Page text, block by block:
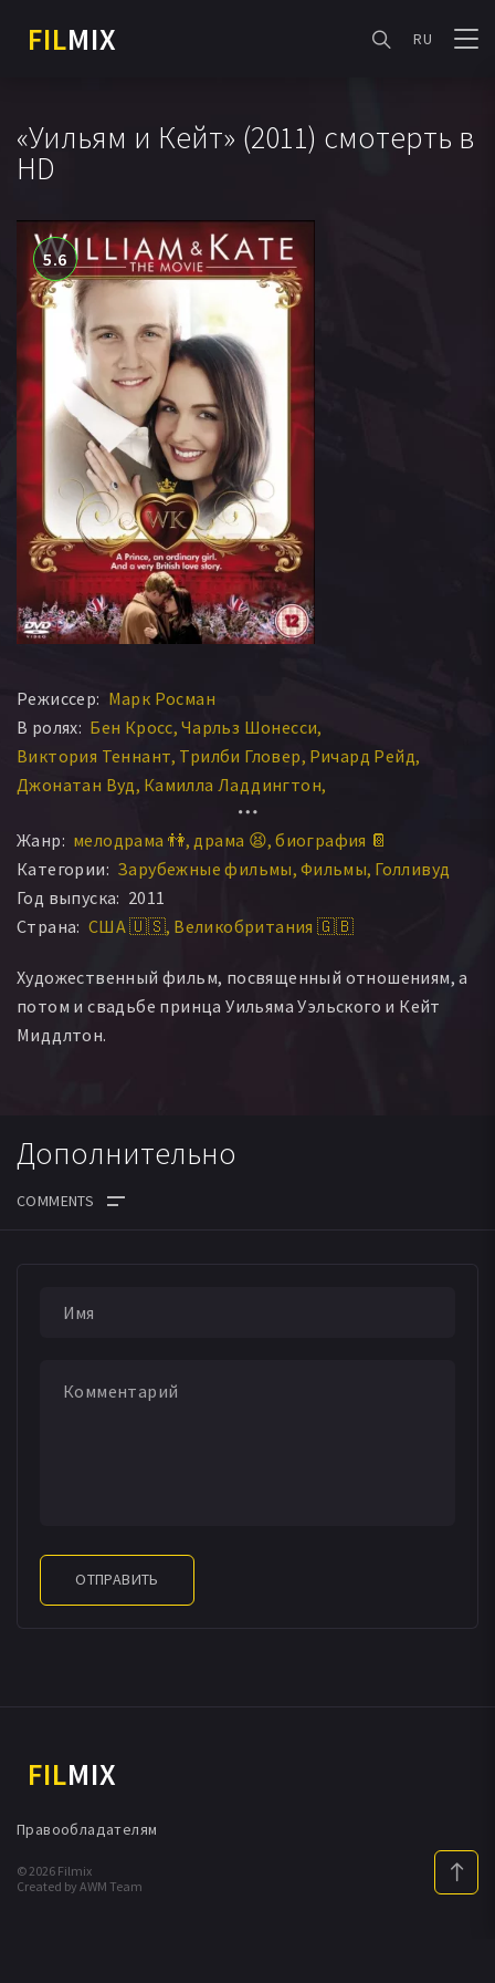
FILMIX RU
«Уильям и Кейт» (2011) смотерть в
HD
5.6
Режиссер: Марк Росман
В ролях: Бен Кросс Чарльз Шонесси
Виктория Теннант Трилби Гловер Ричард Рейд
Джонатан Вуд Камилла Ладдингтон
Серена Скотт Томас
Саманта Уитэйкер
Жанр: мелодрама 👫 драма 😫 биография 📔
Категории: Зарубежные фильмы Фильмы Голливуд
Год выпуска: 2011
Страна: США 🇺🇸 Великобритания 🇬🇧
Художественный фильм, посвященный отношениям, а
потом и свадьбе принца Уильяма Уэльского и Кейт
Миддлтон.
Дополнительно
ОТПРАВИТЬ
FILMIX
© 2026 Filmix
Created by AWM Team
Правообладателям